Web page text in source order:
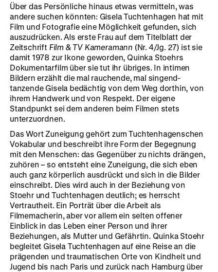
Über das Persönliche hinaus etwas vermitteln, was
andere suchen könnten: Gisela Tuchtenhagen hat mit
Film und Fotografie eine Möglichkeit gefunden, sich
auszudrücken. Als erste Frau auf dem Titelblatt der
Zeitschrift Film & TV Kameramann (Nr. 4/Jg. 27) ist sie
damit 1978 zur Ikone geworden, Quinka Stoehrs
Dokumentarfilm über sie tut ihr übriges. In intimen
Bildern erzählt die mal rauchende, mal singend-
tanzende Gisela bedächtig von dem Weg dorthin, von
ihrem Handwerk und von Respekt. Der eigene
Standpunkt sei dem anderen beim Filmen stets
unterzuordnen.
Das Wort Zuneigung gehört zum Tuchtenhagenschen
Vokabular und beschreibt ihre Form der Begegnung
mit den Menschen: das Gegenüber zu nichts drängen,
zuhören – so entsteht eine Zuneigung, die sich eben
auch ganz körperlich ausdrückt und sich in die Bilder
einschreibt. Dies wird auch in der Beziehung von
Stoehr und Tuchtenhagen deutlich; es herrscht
Vertrautheit. Ein Porträt über die Arbeit als
Filmemacherin, aber vor allem ein selten offener
Einblick in das Leben einer Person und ihrer
Beziehungen, als Mutter und Gefährtin. Quinka Stoehr
begleitet Gisela Tuchtenhagen auf eine Reise an die
prägenden und traumatischen Orte von Kindheit und
Jugend bis nach Paris und zurück nach Hamburg über